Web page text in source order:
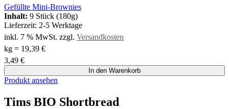
Gefüllte Mini-Brownies
Inhalt: 9 Stück (180g)
Lieferzeit: 2-5 Werktage
inkl. 7 % MwSt. zzgl. Versandkosten
kg = 19,39 €
3,49 €
In den Warenkorb
Produkt ansehen
Tims BIO Shortbread